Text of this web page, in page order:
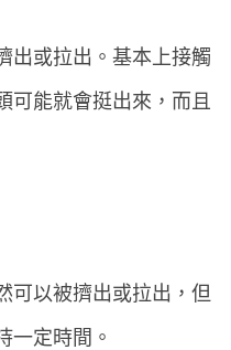
出或拉出。基本上接觸
可能就會挺出來，而且
可以被擠出或拉出，但
一定時間。